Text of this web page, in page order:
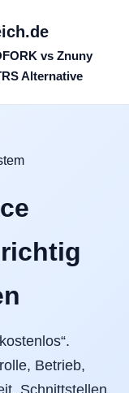
vs Znuny
Alternative
Betrieb,
Schnittstellen